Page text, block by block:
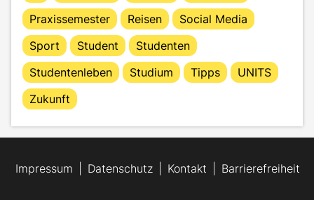
Praxissemester
Reisen
Social Media
Sport
Student
Studenten
Studentenleben
Studium Tipps
UNITS
Zukunft
Impressum Datenschutz Kontakt Barrierefreiheit